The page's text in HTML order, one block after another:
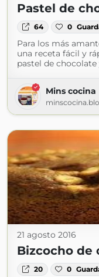
Pastel de
64 0
Para los más
una receta fácil y
pastel de chocolate
Mins cocina
21 agosto 2016
Bizcocho de
20 0